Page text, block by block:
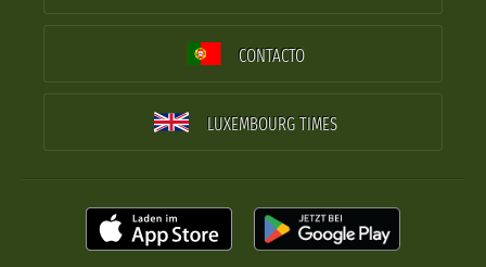
CONTACTO
LUXEMBOURG TIMES